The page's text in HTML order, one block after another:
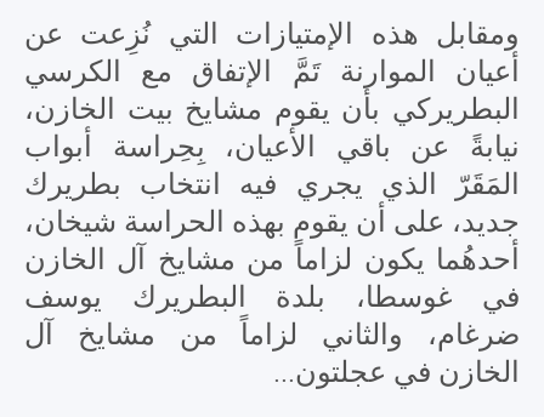
ومقابل هذه الإمتيازات التي نُزِعت عن
أعيان الموارنة تَمَّ الإتفاق مع الكرسي
البطريركي بأن يقوم مشايخ بيت الخازن،
نيابةً عن باقي الأعيان، بِحِراسة أبواب
المَقَرّ الذي يجري فيه انتخاب بطريرك
جديد، على أن يقوم بهذه الحراسة شيخان،
أحدهُما يكون لزاماً من مشايخ آل الخازن
في غوسطا، بلدة البطريرك يوسف
ضرغام، والثاني لزاماً من مشايخ آل
الخازن في عجلتون...